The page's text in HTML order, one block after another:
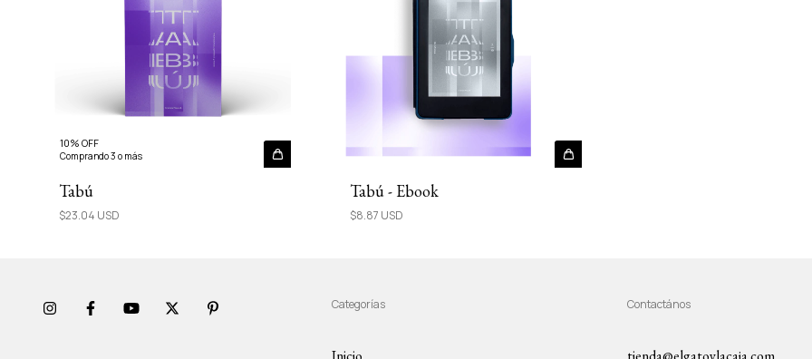
10% OFF
Comprando 3 o más
Tabú
$23.04 USD
Tabú - Ebook
$8.87 USD
Categorías Contactános